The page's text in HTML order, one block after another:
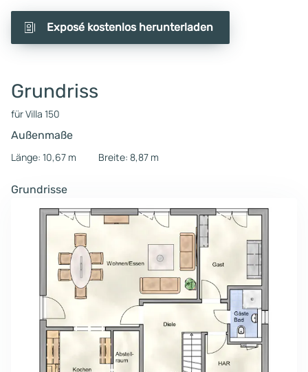
Exposé kostenlos herunterladen
Grundriss
für Villa 150
Außenmaße
Länge: 10,67 m
Breite: 8,87 m
Grundrisse